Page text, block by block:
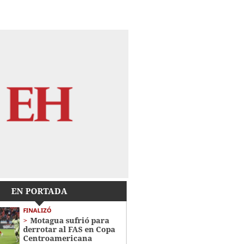
EN PORTADA
FINALIZÓ
Motagua sufrió para
derrotar al FAS en Copa
Centroamericana